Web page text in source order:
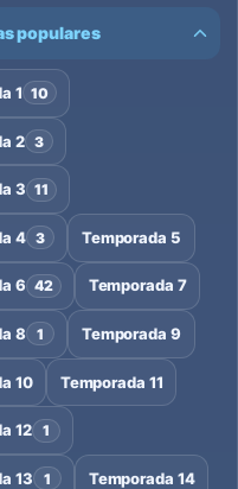
populares
1 10
2 3
3 11
4 3 Temporada 5
6 42 Temporada 7
8 1 Temporada 9
10 Temporada 11
12 1
13 1 Temporada 14